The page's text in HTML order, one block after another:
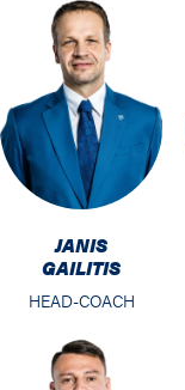
JANIS
GAILITIS
HEAD-COACH